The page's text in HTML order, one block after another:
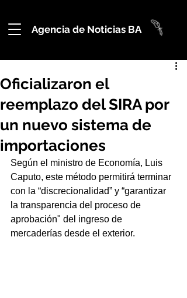
Agencia de Noticias BA
Oficializaron el
reemplazo del SIRA por
un nuevo sistema de
importaciones
Según el ministro de Economía, Luis
Caputo, este método permitirá terminar
con la “discrecionalidad” y “garantizar
la transparencia del proceso de
aprobación" del ingreso de
mercaderías desde el exterior.